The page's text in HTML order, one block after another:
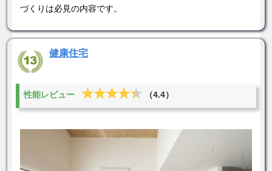
づくりは必見の内容です。
健康住宅
性能レビュー ★★★★★
★★★★★ （4.4）